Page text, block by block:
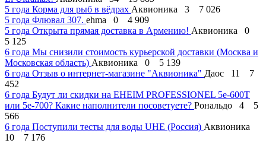
5 года Корма для рыб в вёдрах Аквионика 3
7 026
5 года Флювал 307. ehma 0
4 909
5 года Открыта прямая доставка в Армению! Аквионика
0
5 125
6 года Мы снизили стоимость курьерской доставки (Москва и
Московская область) Аквионика 0
5 139
6 года Отзыв о интернет-магазине "Аквионика" Даос 11
7
452
6 года Будут ли скидки на EHEIM PROFESSIONEL 5e-600T
или 5e-700? Какие наполнители посоветуете? Рональдо 4
5
566
6 года Поступили тесты для воды UHE (Россия) Аквионика
10
7 176